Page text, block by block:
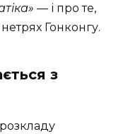
— і про те,
Гонконгу.
з